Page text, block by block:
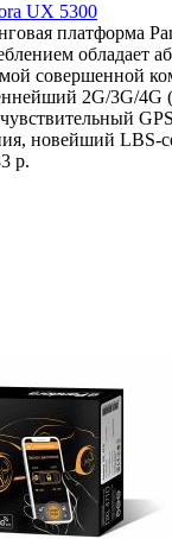
UX 5300
платформа
обладает
совершенной
2G/3G/4G
новейший LBS-
р.